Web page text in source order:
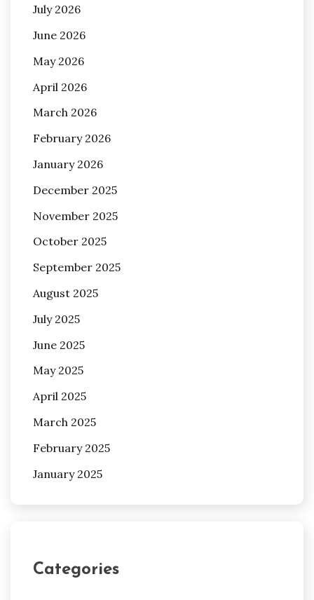
July 2026
June 2026
May 2026
April 2026
March 2026
February 2026
January 2026
December 2025
November 2025
October 2025
September 2025
August 2025
July 2025
June 2025
May 2025
April 2025
March 2025
February 2025
January 2025
Categories